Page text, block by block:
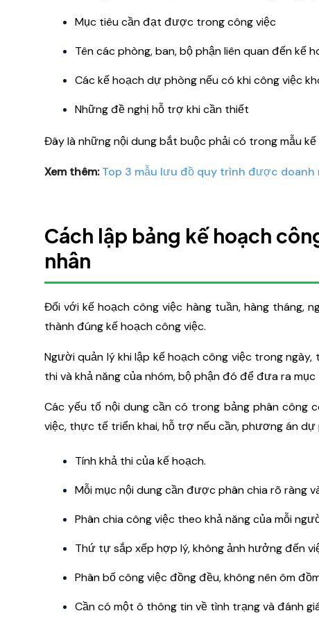
Mục tiêu cần đạt được trong công việc
Tên các phòng, ban, bộ phận liên quan đến kế
Các kế hoạch dự phòng nếu có khi công việc
Những đề nghị hỗ trợ khi cần thiết
Đây là những nội dung bắt buộc phải có trong mẫu
Xem thêm: Top 3 mẫu lưu đồ quy trình được doanh
Cách lập bảng kế hoạch
nhân
Đối với kế hoạch công việc hàng tuần, hàng
thành đúng kế hoạch công việc.
Người quản lý khi lập kế hoạch công việc trong
thi và khả năng của nhóm, bộ phận đó để đưa ra
Các yếu tố nội dung cần có trong bảng phân công
việc, thực tế triển khai, hỗ trợ nếu cần, phương án dự
Tính khả thi của kế hoạch.
Mỗi mục nội dung cần được phân chia rõ ràng
Phân chia công việc theo khả năng của mỗi
Thứ tự sắp xếp hợp lý, không ảnh hưởng đến
Phân bố công việc đồng đều, không nên ôm
Cần có một ô thông tin về tình trạng và đánh